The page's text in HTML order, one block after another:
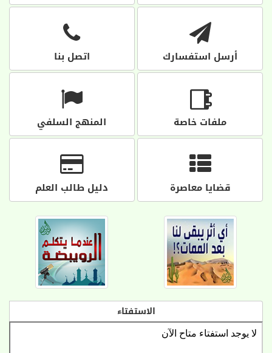
أرسل استفسارك اتصل بنا
ملفات خاصة المنهج السلفي
قضايا معاصرة دليل طالب العلم
الاستفتاء